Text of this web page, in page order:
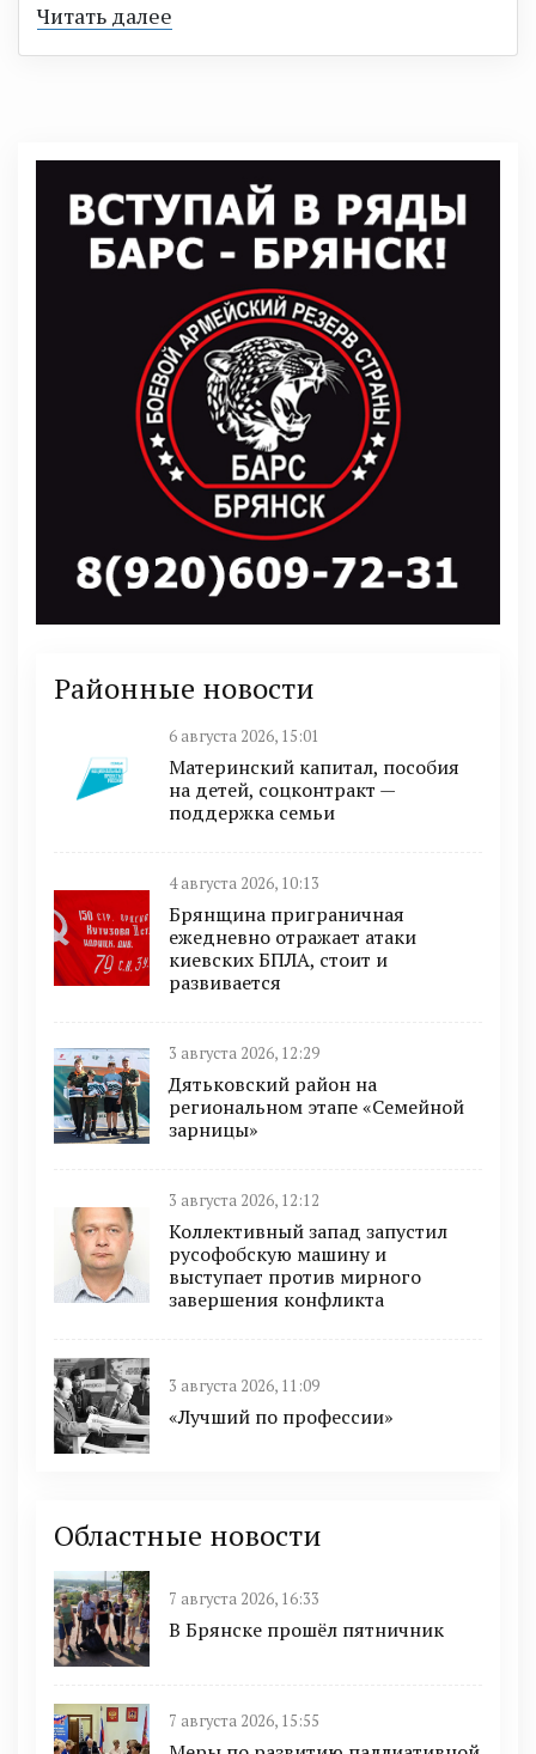
Читать далее
Районные новости
6 августа 2026, 15:01
Материнский капитал, пособия
на детей, соцконтракт —
поддержка семьи
4 августа 2026, 10:13
Брянщина приграничная
ежедневно отражает атаки
киевских БПЛА, стоит и
развивается
3 августа 2026, 12:29
Дятьковский район на
региональном этапе «Семейной
зарницы»
3 августа 2026, 12:12
Коллективный запад запустил
русофобскую машину и
выступает против мирного
завершения конфликта
3 августа 2026, 11:09
«Лучший по профессии»
Областные новости
7 августа 2026, 16:33
В Брянске прошёл пятничник
7 августа 2026, 15:55